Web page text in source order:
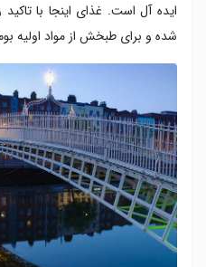
ایده آل است. غذای اینجا با
شده و برای طبخش از مواد اولیه